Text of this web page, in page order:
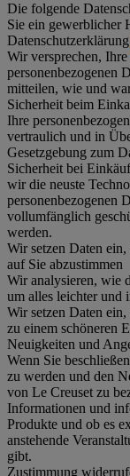
Die folgende
Sie ein gewerblicher
Datenschutzerklärung
Wir versprechen,
personenbezogenen
mitteilen, wie und
Sicherheit beim
Ihre
vertraulich und in
Gesetzgebung zum
Sicherheit bei
wir die neuste
personenbezogenen
vollumfänglich
werden.
Wir setzen Daten
auf Sie abzustimmen
Wir analysieren, wie
um alles leichter und
Wir setzen Daten
zu einem schöneren
Neuigkeiten und
Wenn Sie
zu werden und den
von Le Creuset zu
Informationen und
Produkte und ob es
anstehende
gibt.
Zustimmung